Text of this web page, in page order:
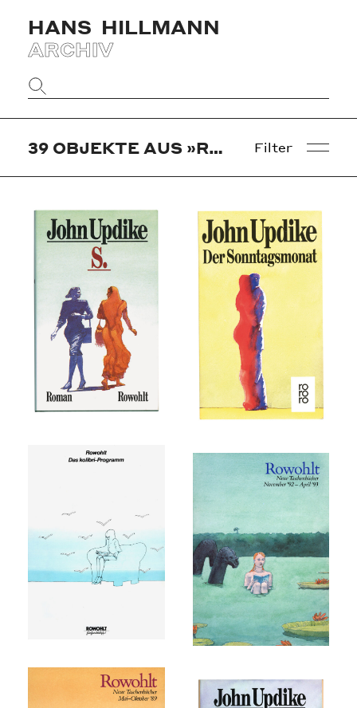
HANS HILLMANN
ARCHIV
Website
durchsuchen
39 OBJEKTE AUS »REINBEK« Filter